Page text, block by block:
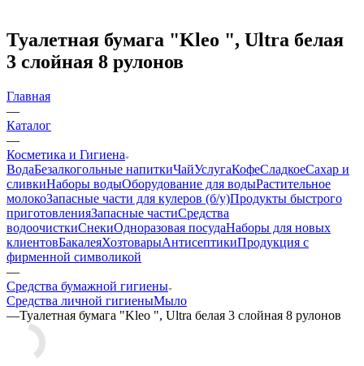
Туалетная бумага "Kleo ", Ultra белая
3 слойная 8 рулонов
Главная
—
Каталог
—
Косметика и Гигиена
ВодаБезалкогольные напиткиЧайУслугаКофеСладкоеСахар и
сливкиНаборы водыОборудование для водыРастительное
молокоЗапасные части для кулеров (б/у)Продукты быстрого
приготовленияЗапасные частиСредства
водоочисткиСнекиОдноразовая посудаНаборы для новых
клиентовБакалеяХозтоварыАнтисептикиПродукция с
фирменной символикой
—
Средства бумажной гигиены
Средства личной гигиеныМыло
—Туалетная бумага "Kleo ", Ultra белая 3 слойная 8 рулонов